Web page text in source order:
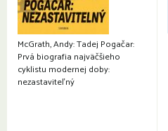
McGrath, Andy: Tadej Pogačar:
Prvá biografia najväčšieho
cyklistu modernej doby:
nezastaviteľný